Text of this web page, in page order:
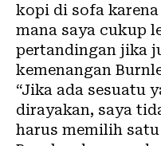
kopi di sofa
mana saya cukup
pertandingan jika
kemenangan
“Jika ada sesuatu
dirayakan, saya
harus memilih